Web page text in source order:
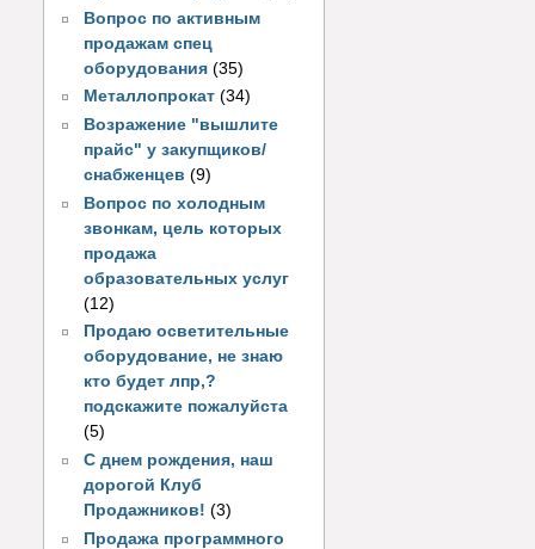
Вопрос по активным
продажам спец
оборудования (35)
Металлопрокат (34)
Возражение "вышлите
прайс" у закупщиков/
снабженцев (9)
Вопрос по холодным
звонкам, цель которых
продажа
образовательных услуг
(12)
Продаю осветительные
оборудование, не знаю
кто будет лпр,?
подскажите пожалуйста
(5)
С днем рождения, наш
дорогой Клуб
Продажников! (3)
Продажа программного